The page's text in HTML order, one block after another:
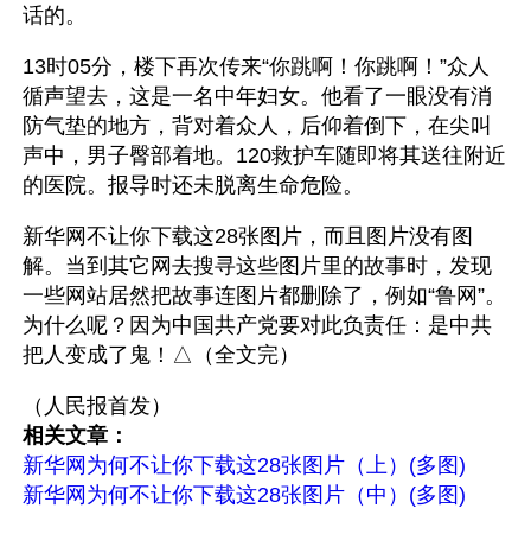
话的。
13时05分，楼下再次传来“你跳啊！你跳啊！”众人
循声望去，这是一名中年妇女。他看了一眼没有消
防气垫的地方，背对着众人，后仰着倒下，在尖叫
声中，男子臀部着地。120救护车随即将其送往附近
的医院。报导时还未脱离生命危险。
新华网不让你下载这28张图片，而且图片没有图
解。当到其它网去搜寻这些图片里的故事时，发现
一些网站居然把故事连图片都删除了，例如“鲁网”。
为什么呢？因为中国共产党要对此负责任：是中共
把人变成了鬼！△（全文完）
（人民报首发）
相关文章：
新华网为何不让你下载这28张图片（上）(多图)
新华网为何不让你下载这28张图片（中）(多图)